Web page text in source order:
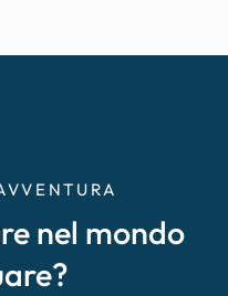
nel mondo